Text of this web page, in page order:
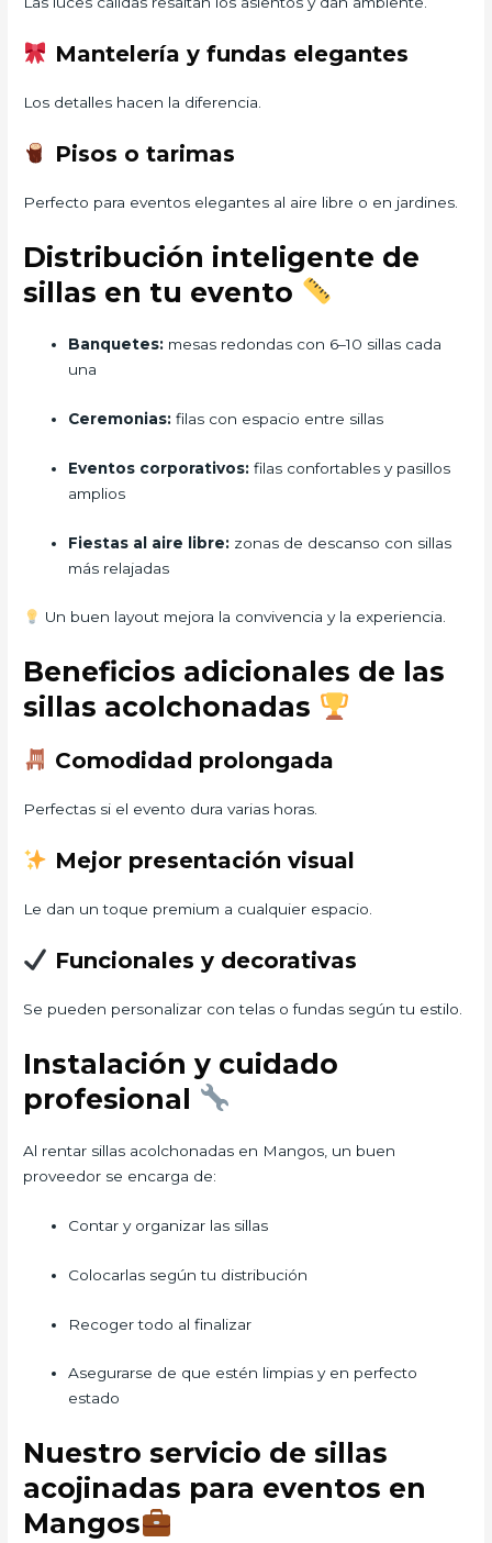
Mantelería y fundas elegantes
Los detalles hacen la diferencia.
Pisos o tarimas
Perfecto para eventos elegantes al aire libre o en jardines.
Distribución inteligente de
sillas en tu evento
Banquetes: mesas redondas con 6–10 sillas cada
una
Ceremonias: filas con espacio entre sillas
Eventos corporativos: filas confortables y pasillos
amplios
Fiestas al aire libre: zonas de descanso con sillas
más relajadas
Un buen layout mejora la convivencia y la experiencia.
Beneficios adicionales de las
sillas acolchonadas
Comodidad prolongada
Perfectas si el evento dura varias horas.
Mejor presentación visual
Le dan un toque premium a cualquier espacio.
Funcionales y decorativas
Se pueden personalizar con telas o fundas según tu estilo.
Instalación y cuidado
profesional
Al rentar sillas acolchonadas en Mangos, un buen
proveedor se encarga de:
Contar y organizar las sillas
Colocarlas según tu distribución
Recoger todo al finalizar
Asegurarse de que estén limpias y en perfecto
estado
Nuestro servicio de sillas
acojinadas para eventos en
Mangos